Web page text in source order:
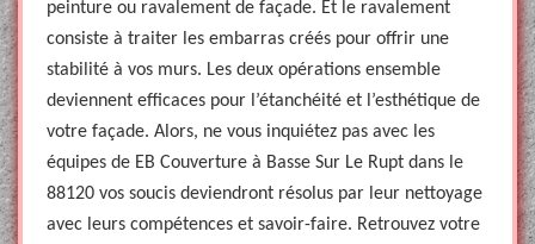
peinture ou ravalement de façade. Et le ravalement
consiste à traiter les embarras créés pour offrir une
stabilité à vos murs. Les deux opérations ensemble
deviennent efficaces pour l’étanchéité et l’esthétique de
votre façade. Alors, ne vous inquiétez pas avec les
équipes de EB Couverture à Basse Sur Le Rupt dans le
88120 vos soucis deviendront résolus par leur nettoyage
avec leurs compétences et savoir-faire. Retrouvez votre